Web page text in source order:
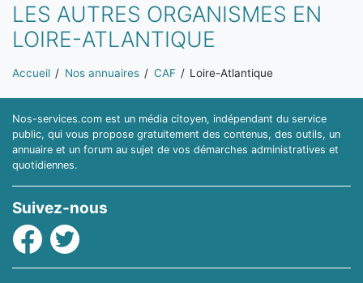
LES AUTRES ORGANISMES EN
LOIRE-ATLANTIQUE
Vous êtes ici:
Accueil Nos annuaires CAF Loire-Atlantique
Nos-services.com est un média citoyen, indépendant du service
public, qui vous propose gratuitement des contenus, des outils, un
annuaire et un forum au sujet de vos démarches administratives et
quotidiennes.
Suivez-nous
Facebook
Twitter